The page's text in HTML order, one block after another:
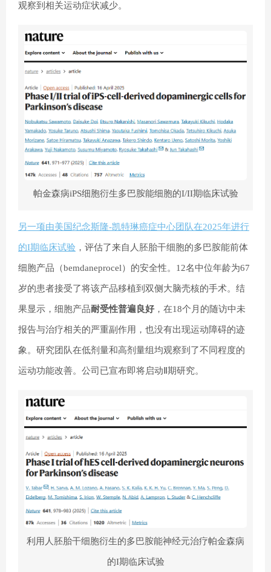
观察到相关运动症状减少。
帕金森病iPS细胞衍生多巴胺能细胞的I/II期临床试验
另一项由美国纪念斯隆-凯特琳癌症中心团队在2025年进行
的I期临床试验 ，评估了来自人胚胎干细胞的多巴胺能前体
细胞产品（bemdaneprocel）的安全性。12名中位年龄为67
岁的患者接受了将该产品移植到双侧大脑壳核的手术。结
果显示，细胞产品耐受性普遍良好，在18个月的随访中未
报告与治疗相关的严重副作用，也没有出现运动障碍的迹
象。研究团队在低剂量和高剂量组均观察到了不同程度的
运动功能改善。公司已宣布即将启动Ⅱ期研究。
利用人胚胎干细胞衍生的多巴胺能神经元治疗帕金森病
的I期临床试验